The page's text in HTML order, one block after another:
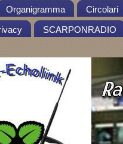
Organigramma Circolari
SCARPONRADIO